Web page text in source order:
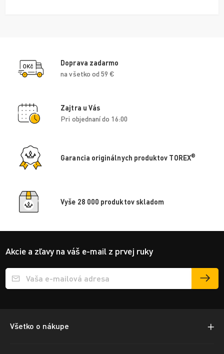
Doprava zadarmo
na všetko od 59 €
Zajtra u Vás
Pri objednaní do 16:00
Garancia originálnych produktov TOREX®
Vyše 28 000 produktov skladom
Akcie a zľavy na váš e-mail z prvej ruky
Přihlášení e-mailu k odběru
Všetko o nákupe